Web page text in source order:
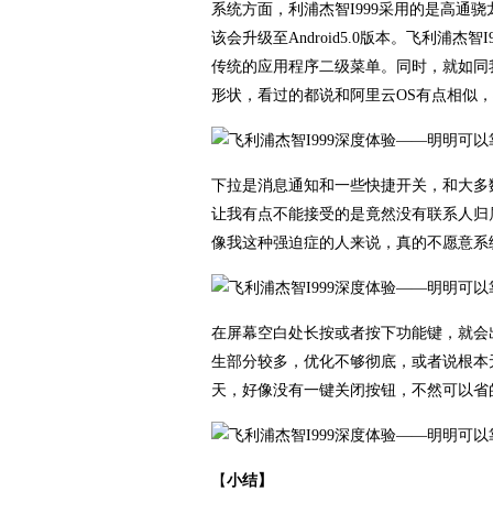
系统方面，利浦杰智I999采用的是高通骁
该会升级至Android5.0版本。飞利浦杰
传统的应用程序二级菜单。同时，就如
形状，看过的都说和阿里云OS有点相似
下拉是消息通知和一些快捷开关，和大
让我有点不能接受的是竟然没有联系人
像我这种强迫症的人来说，真的不愿意
在屏幕空白处长按或者按下功能键，就
生部分较多，优化不够彻底，或者说根
天，好像没有一键关闭按钮，不然可以
【小结】